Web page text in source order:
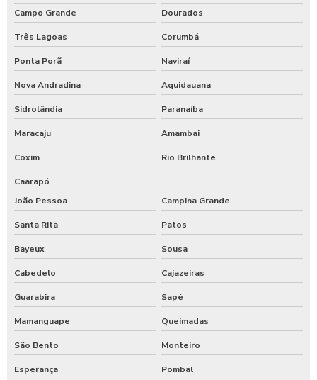
Campo Grande Dourados
Três Lagoas Corumbá
Ponta Porã Naviraí
Nova Andradina Aquidauana
Sidrolândia Paranaíba
Maracaju Amambai
Coxim Rio Brilhante
Caarapó
João Pessoa
Campina Grande
Santa Rita Patos
Bayeux Sousa
Cabedelo Cajazeiras
Guarabira Sapé
Mamanguape Queimadas
São Bento Monteiro
Esperança Pombal